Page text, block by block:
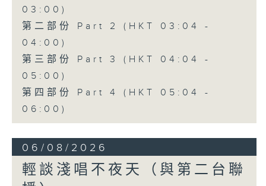
03:00)
第二部份 Part 2 (HKT 03:04 -
04:00)
第三部份 Part 3 (HKT 04:04 -
05:00)
第四部份 Part 4 (HKT 05:04 -
06:00)
06/08/2026
輕談淺唱不夜天（與第二台聯